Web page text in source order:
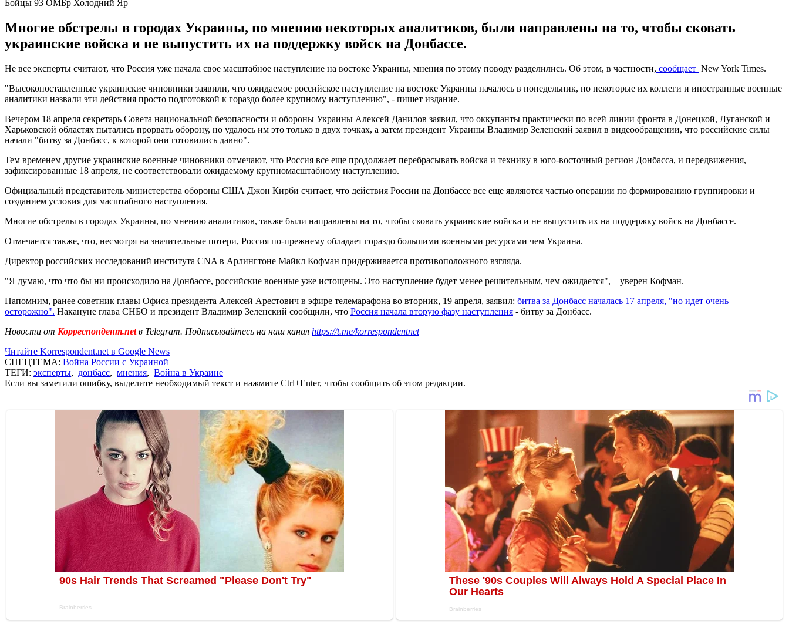
Бойцы 93 ОМБр Холодний Яр
Многие обстрелы в городах Украины, по мнению некоторых аналитиков, были направлены на то, чтобы сковать
украинские войска и не выпустить их на поддержку войск на Донбассе.
Не все эксперты считают, что Россия уже начала свое масштабное наступление на востоке Украины, мнения по этому поводу разделились. Об этом, в частности, сообщает New York Times.
"Высокопоставленные украинские чиновники заявили, что ожидаемое российское наступление на востоке Украины началось в понедельник, но некоторые их коллеги и иностранные военные
аналитики назвали эти действия просто подготовкой к гораздо более крупному наступлению", - пишет издание.
Вечером 18 апреля секретарь Совета национальной безопасности и обороны Украины Алексей Данилов заявил, что оккупанты практически по всей линии фронта в Донецкой, Луганской и
Харьковской областях пытались прорвать оборону, но удалось им это только в двух точках, а затем президент Украины Владимир Зеленский заявил в видеообращении, что российские силы
начали "битву за Донбасс, к которой они готовились давно".
Тем временем другие украинские военные чиновники отмечают, что Россия все еще продолжает перебрасывать войска и технику в юго-восточный регион Донбасса, и передвижения,
зафиксированные 18 апреля, не соответствовали ожидаемому крупномасштабному наступлению.
Официальный представитель министерства обороны США Джон Кирби считает, что действия России на Донбассе все еще являются частью операции по формированию группировки и
созданием условия для масштабного наступления.
Многие обстрелы в городах Украины, по мнению аналитиков, также были направлены на то, чтобы сковать украинские войска и не выпустить их на поддержку войск на Донбассе.
Отмечается также, что, несмотря на значительные потери, Россия по-прежнему обладает гораздо большими военными ресурсами чем Украина.
Директор российских исследований института CNA в Арлингтоне Майкл Кофман придерживается противоположного взгляда.
"Я думаю, что что бы ни происходило на Донбассе, российские военные уже истощены. Это наступление будет менее решительным, чем ожидается", – уверен Кофман.
Напомним, ранее советник главы Офиса президента Алексей Арестович в эфире телемарафона во вторник, 19 апреля, заявил: битва за Донбасс началась 17 апреля, "но идет очень
осторожно". Накануне глава СНБО и президент Владимир Зеленский сообщили, что Россия начала вторую фазу наступления - битву за Донбасс.
Новости от Корреспондент.netв Telegram. Подписывайтесь на наш канал https://t.me/korrespondentnet
Читайте Korrespondent.net в Google News
СПЕЦТЕМА: Война России с Украиной
ТЕГИ: эксперты, донбасс, мнения, Война в Украине
Если вы заметили ошибку, выделите необходимый текст и нажмите Ctrl+Enter, чтобы сообщить об этом редакции.